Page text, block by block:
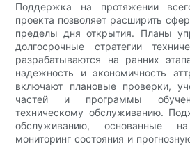
Поддержка на протяжении
проекта позволяет расширить
пределы дня открытия. Планы
долгосрочные стратегии
разрабатываются на ранних
надежность и экономичность
включают плановые проверки,
частей и программы
техническому обслуживанию.
обслуживанию, основанные
мониторинг состояния и